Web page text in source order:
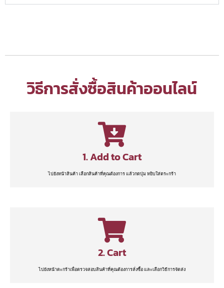
วิธีการสั่งซื้อสินค้าออนไลน์
1. Add to Cart
ไปยังหน้าสินค้า เลือกสินค้าที่คุณต้องการ แล้วกดปุ่ม หยิบใส่ตระกร้า
2. Cart
ไปยังหน้าตะกร้าเพื่อตรวจสอบสินค้าที่คุณต้องการสั่งซื้อ และเลือกวิธีการจัดส่ง